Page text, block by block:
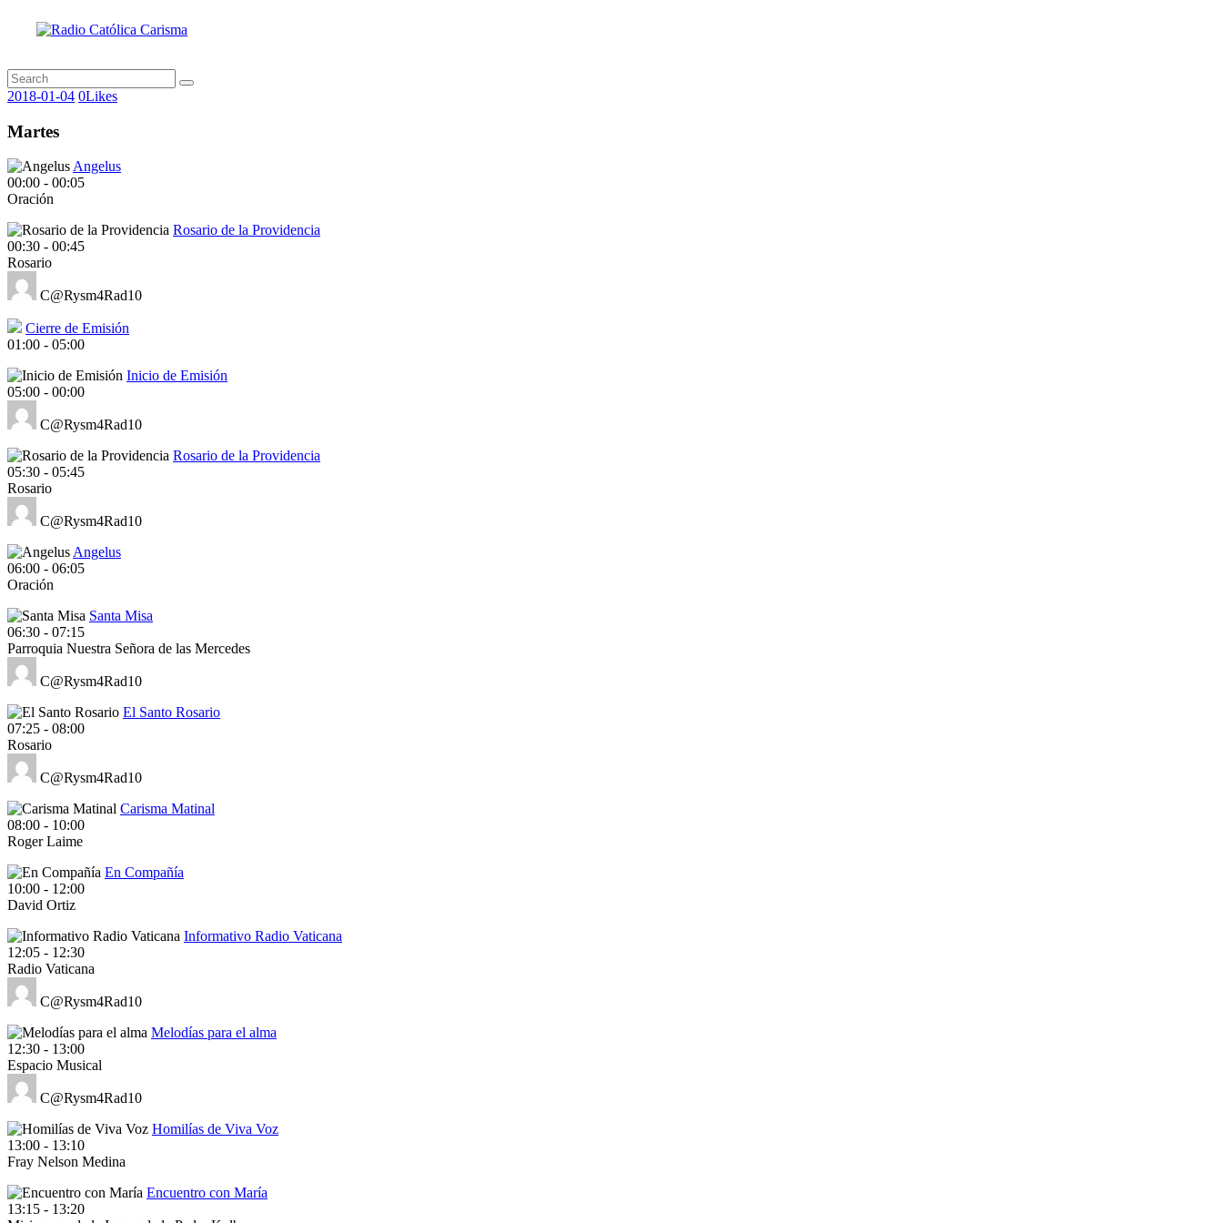
2018-01-04 0Likes
Martes
Angelus
00:00 - 00:05
Oración
Rosario de la Providencia
00:30 - 00:45
Rosario
C@Rysm4Rad10
Cierre de Emisión
01:00 - 05:00
Inicio de Emisión
05:00 - 00:00
C@Rysm4Rad10
Rosario de la Providencia
05:30 - 05:45
Rosario
C@Rysm4Rad10
Angelus
06:00 - 06:05
Oración
Santa Misa
06:30 - 07:15
Parroquia Nuestra Señora de las Mercedes
C@Rysm4Rad10
El Santo Rosario
07:25 - 08:00
Rosario
C@Rysm4Rad10
Carisma Matinal
08:00 - 10:00
Roger Laime
En Compañía
10:00 - 12:00
David Ortiz
Informativo Radio Vaticana
12:05 - 12:30
Radio Vaticana
C@Rysm4Rad10
Melodías para el alma
12:30 - 13:00
Espacio Musical
C@Rysm4Rad10
Homilías de Viva Voz
13:00 - 13:10
Fray Nelson Medina
Encuentro con María
13:15 - 13:20